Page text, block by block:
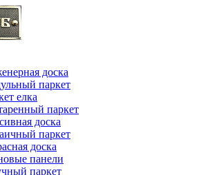
доска
паркет
елка
паркет
доска
паркет
доска
панели
паркет